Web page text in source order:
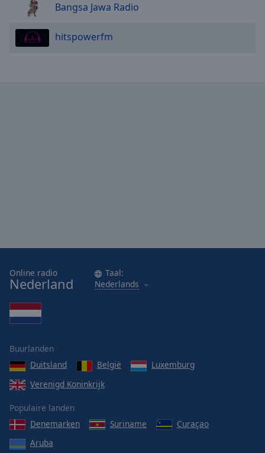
Bangsa Jawa Radio
hitspowerfm
Online radio
Nederland
Taal:
Nederlands
Buurlanden
Duitsland
België
Luxemburg
Verenigd Koninkrijk
Populaire landen
Denemarken
Suriname
Curaçao
Aruba